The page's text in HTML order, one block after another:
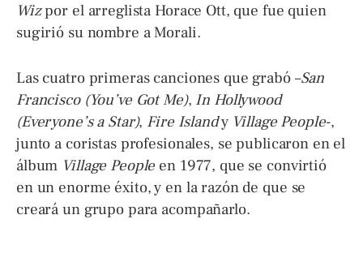
Wizpor el arreglista Horace Ott, que fue quien
sugirió su nombre a Morali.
Las cuatro primeras canciones que grabó –San
Francisco (You’ve Got Me), In Hollywood
(Everyone’s a Star), Fire Islandy Village People-,
junto a coristas profesionales, se publicaron en el
álbum Village Peopleen 1977, que se convirtió
en un enorme éxito, y en la razón de que se
creará un grupo para acompañarlo.